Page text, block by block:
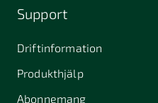
Support
Driftinformation
Produkthjälp
Abonnemang